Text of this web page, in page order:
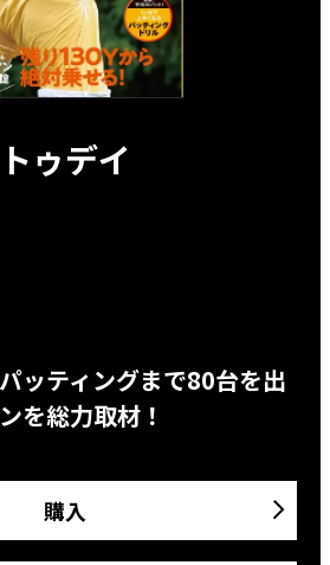
ゥデイ
ッティングまで80台を出
を総力取材！
購入